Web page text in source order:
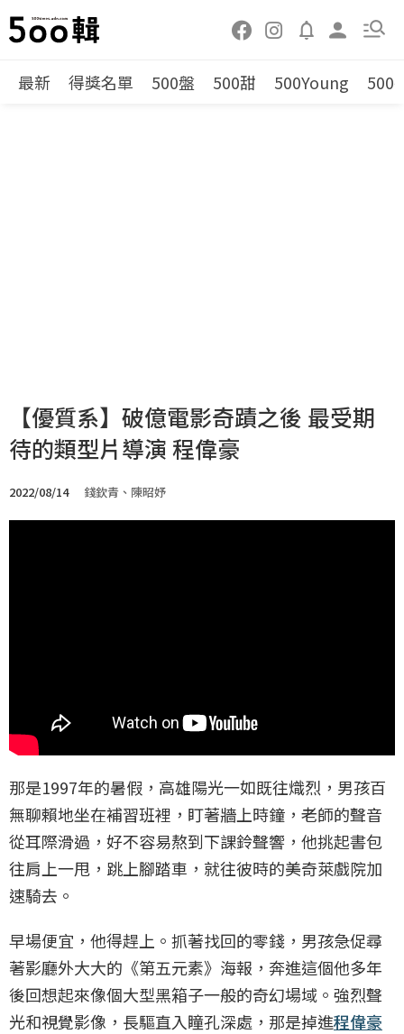
最新 得獎名單 500盤 500甜 500Young 500
【優質系】破億電影奇蹟之後 最受期
待的類型片導演 程偉豪
2022/08/14 錢欽青、陳昭妤
那是1997年的暑假，高雄陽光一如既往熾烈，男孩百
無聊賴地坐在補習班裡，盯著牆上時鐘，老師的聲音
從耳際滑過，好不容易熬到下課鈴聲響，他挑起書包
往肩上一甩，跳上腳踏車，就往彼時的美奇萊戲院加
速騎去。
早場便宜，他得趕上。抓著找回的零錢，男孩急促尋
著影廳外大大的《第五元素》海報，奔進這個他多年
後回想起來像個大型黑箱子一般的奇幻場域。強烈聲
光和視覺影像，長驅直入瞳孔深處，那是掉進程偉豪